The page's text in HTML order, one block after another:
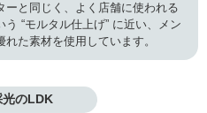
ーと同じく、よく店舗に使われる
う “モルタル仕上げ” に近い、メン
た素材を使用しています。
光のLDK